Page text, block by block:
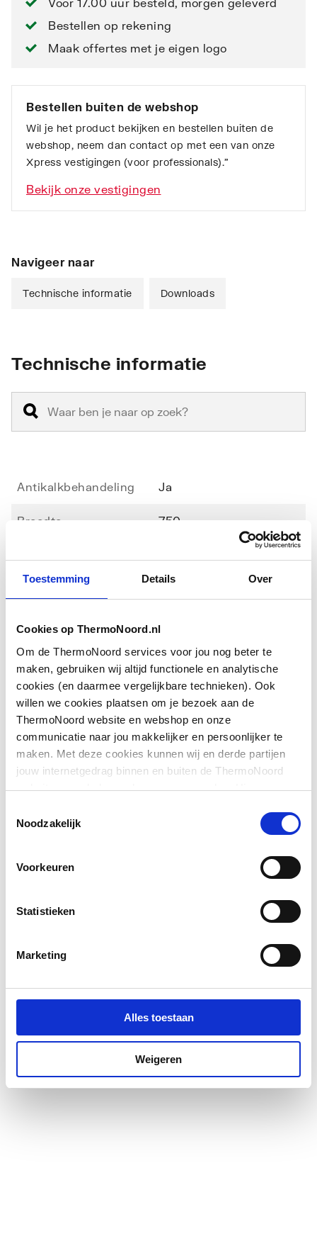
Toestemming Details Over
Cookies op ThermoNoord.nl
Om de ThermoNoord services voor jou nog beter te
maken, gebruiken wij altijd functionele en analytische
cookies (en daarmee vergelijkbare technieken). Ook
willen we cookies plaatsen om je bezoek aan de
ThermoNoord website en webshop en onze
communicatie naar jou makkelijker en persoonlijker te
maken. Met deze cookies kunnen wij en derde partijen
jouw internetgedrag binnen en buiten de ThermoNoord
website en webshop volgen en verzamelen. Hiermee
communicatie aan jouw interesses aan. We slaan je
Noodzakelijk
Voorkeuren
Statistieken
Marketing
Alles toestaan
Weigeren
Bestellen op rekening
Maak offertes met je eigen logo
Bestellen buiten de webshop
Wil je het product bekijken en bestellen buiten de
webshop, neem dan contact op met een van onze
Xpress vestigingen (voor professionals).”
Bekijk onze vestigingen
Navigeer naar
Technische informatie Downloads
Technische informatie
Antikalkbehandeling Ja
Breedte 750
Inbouwbreedte wand
voor montage met deur
725
Kleur profiel Zilver
Materiaal profiel Aluminium
Materiaal wanden Veiligheidsglas
Montagewijze
Profiel
Downloads
Sfeerbeeld image/jpeg ,
Exploded_viewimage/jpeg,28 KB
Sfeerbeeldimage/jpeg,349 KB
Pictogram